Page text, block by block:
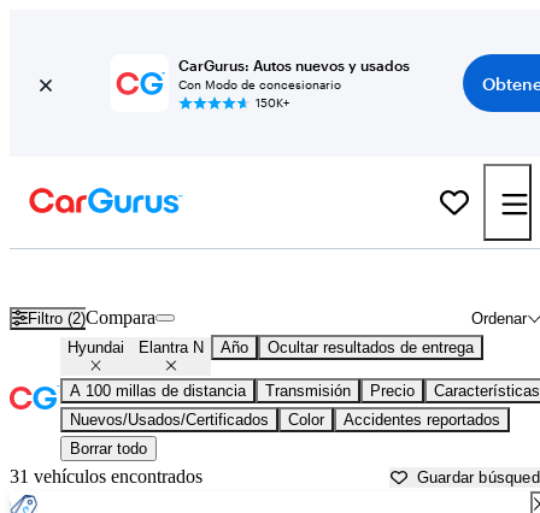
CarGurus: Autos nuevos y usados
Con Modo de concesionario
150K+
Filtro (2) Ordenar
Compara
Hyundai Elantra N Año Ocultar resultados de entrega
A 100 millas de distancia Transmisión Precio
Características
Nuevos/Usados/Certificados
Color
Accidentes reportados
Borrar todo
31 vehículos encontrados Guardar